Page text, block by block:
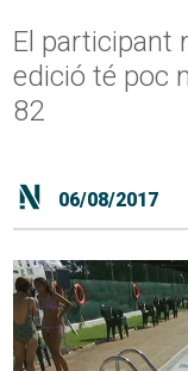
El participant
edició té poc
82
06/08/2017